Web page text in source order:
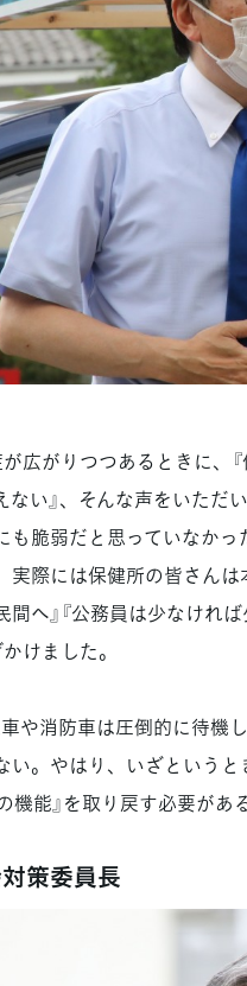
広がりつつあるときに、
ない』、そんな声をいた
も脆弱だと思っていなか
際には保健所の皆さんは
へ』『公務員は少なけれ
けました。
や消防車は圧倒的に待機
い。やはり、いざという
機能』を取り戻す必要があ
策委員長